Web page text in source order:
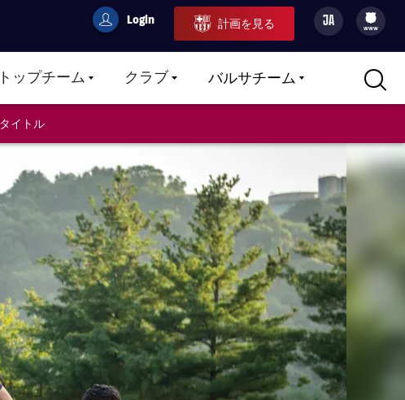
userCulers
Login 計画を見る JA
filled-badge
www
トップチームLABEL.ARIA.CARETDOWN
クラブLABEL.ARIA.CARETDOWN
バルサチームLABEL.ARIA.CARETDOWN
タイトル